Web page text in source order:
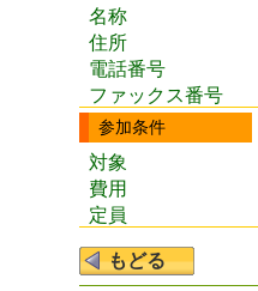
名称
住所
電話番号
ファックス番号
参加条件
対象
費用
定員